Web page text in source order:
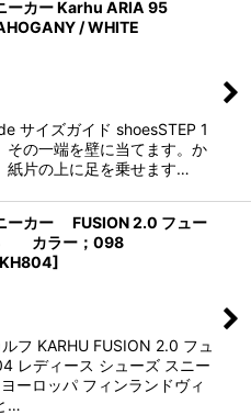
ニーカー Karhu ARIA 95
/ WHITE
サイズガイド shoesSTEP 1
その一端を壁に当てます。か
紙片の上に足を乗せます…
ーカー FUSION 2.0 フュー
カラー；098
KH804]
フ KARHU FUSION 2.0 フュ
レディース シューズ スニー
ーロッパ フィンランドヴィ
…